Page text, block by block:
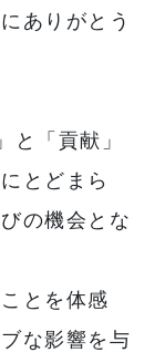
ありがとう
と「貢献」
とどまら
の機会とな
とを体感
な影響を与